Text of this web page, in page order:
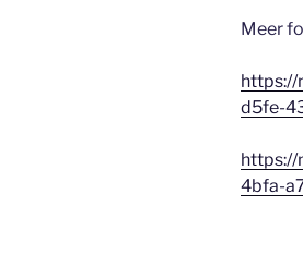
Meer
https://
d5fe-
4bfa-